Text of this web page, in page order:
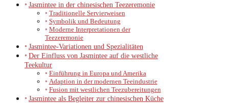
Jasmintee in der chinesischen Teezeremonie
Traditionelle Servierweisen
Symbolik und Bedeutung
Moderne Interpretationen der
Teezeremonie
Jasmintee-Variationen und Spezialitäten
Der Einfluss von Jasmintee auf die westliche
Teekultur
Einführung in Europa und Amerika
Adaption in der modernen Teeindustrie
Fusion mit westlichen Teezubereitungen
Jasmintee als Begleiter zur chinesischen Küche